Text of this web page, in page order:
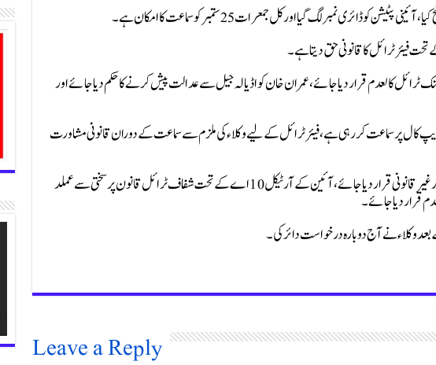
ڈائری نمبر لگ گیا اور کل جمعرات 25 ستمبر کو سماعت کا امکان ہے۔
ٹرائل کالعدم قرار دیا جائے، عمران خان کو اڈیالہ جیل سے عدالت پیش کرنے کا حکم دیا جائے اور
پر سماعت کر رہی ہے، فیئر ٹرائل کے لیے وکلاء کی ملزم سے سماعت کے دوران قانونی مشاورت
درخواست میں استدعا کی گئی کہ ویڈیو ٹرائل نوٹیفکیشن غیر آئینی اور غیر قانونی قرار دیا جائے، آئین کے آرٹیکل 10 اے کے تحت شفاف ٹرائل قانون پر سختی سے عملد
قرار دیا جائے۔
وکلاء نے آج دوبارہ درخواست دائر کی۔
Leave a Reply